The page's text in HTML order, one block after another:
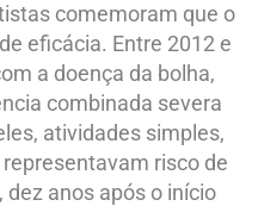
comemoram que o
eficácia. Entre 2012 e
a doença da bolha,
combinada severa
atividades simples,
risco de
anos após o início